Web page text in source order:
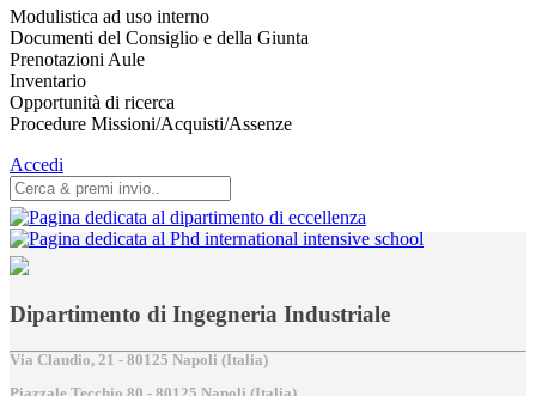
Modulistica ad uso interno
Documenti del Consiglio e della Giunta
Prenotazioni Aule
Inventario
Opportunità di ricerca
Procedure Missioni/Acquisti/Assenze
Accedi
Dipartimento di Ingegneria Industriale
Via Claudio, 21 - 80125 Napoli (Italia)